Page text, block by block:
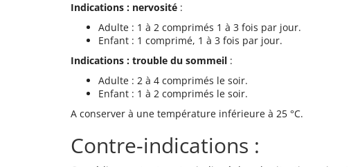
Indications : nervosité :
Adulte : 1 à 2 comprimés 1 à 3 fois par jour.
Enfant : 1 comprimé, 1 à 3 fois par jour.
Indications : trouble du sommeil :
Adulte : 2 à 4 comprimés le soir.
Enfant : 1 à 2 comprimés le soir.
A conserver à une température inférieure à 25 °C.
Contre-indications :